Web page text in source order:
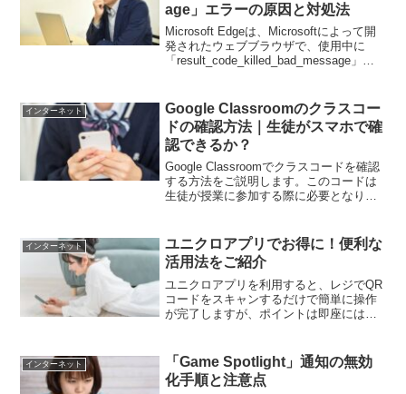
age」エラーの原因と対処法
Microsoft Edgeは、Microsoftによって開
発されたウェブブラウザで、使用中に
「result_code_killed_bad_message」と
インターネット
Google Classroomのクラスコー
ドの確認方法｜生徒がスマホで確
認できるか？
Google Classroomでクラスコードを確認
する方法をご説明します。このコードは
生徒が授業に参加する際に必要となりま
Classroomには、クラスコードを確認...
インターネット
ユニクロアプリでお得に！便利な
活用法をご紹介
ユニクロアプリを利用すると、レジでQR
コードをスキャンするだけで簡単に操作
が完了しますが、ポイントは即座には付
なかった人もいるかもしれません。しか
し、このアプリには数多...
インターネット
「Game Spotlight」通知の無効
化手順と注意点